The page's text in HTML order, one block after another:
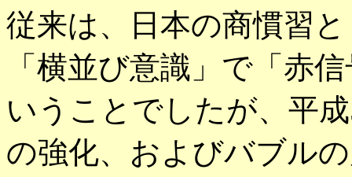
従来は、日本の商慣習
「横並び意識」で「赤
いうことでしたが、平
の強化、およびバブル